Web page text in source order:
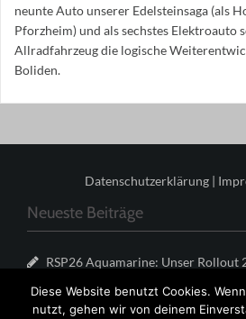
neunte Auto unserer Edelsteinsaga (als
Pforzheim) und als sechstes Elektroauto
Allradfahrzeug die logische
Boliden.
Datenschutzerklärung|
Neueste Beiträge
RSP26 Aquamarine: Unser Rollout
Meilenstein mit Allrad –
Rosequartz
Diese Website benutzt Cookies.
nutzt, gehen wir von deinem